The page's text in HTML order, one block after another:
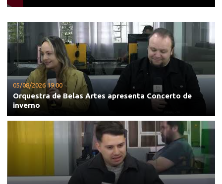
05/08/2026 19:00
Orquestra de Belas Artes apresenta Concerto de
inverno